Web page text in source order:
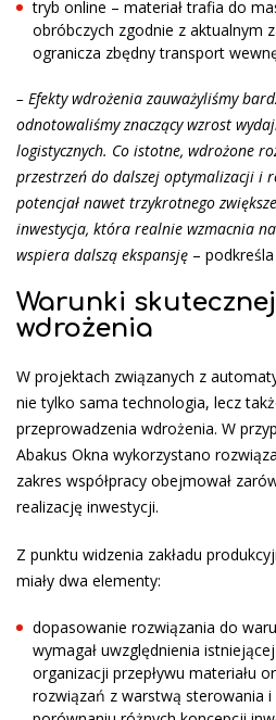
tryb online – materiał trafia do
obróbczych zgodnie z aktualnym
ogranicza zbędny transport
– Efekty wdrożenia zauważyliśmy
odnotowaliśmy znaczący wzrost
logistycznych. Co istotne, wdrożone
przestrzeń do dalszej optymalizacji i
potencjał nawet trzykrotnego
inwestycja, która realnie wzmacnia
wspiera dalszą ekspansję –
Warunki
wdrożenia
W projektach związanych z
nie tylko sama technologia, lecz
przeprowadzenia wdrożenia. W
Abakus Okna wykorzystano
zakres współpracy obejmował
realizację inwestycji.
Z punktu widzenia zakładu
miały dwa elementy:
dopasowanie rozwiązania do
wymagał uwzględnienia
organizacji przepływu materiału
rozwiązań z warstwą sterowania